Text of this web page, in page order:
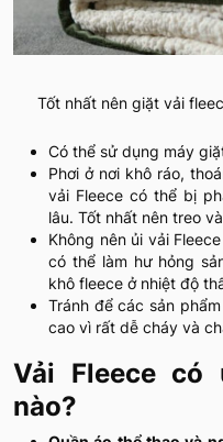
Tốt nhất nên giặt vải
Có thể sử dụng máy
Phơi ở nơi khô ráo,
vải Fleece có thể bị
lâu. Tốt nhất nên treo
Không nên ủi vải
có thể làm hư hỏng
khô fleece ở nhiệt độ
Tránh để các sản
cao vì rất dễ cháy và
Vải Fleece
nào?